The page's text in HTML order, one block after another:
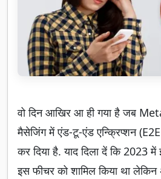
वो दिन आखिर आ ही गया है जब
मैसेजिंग में एंड-टू-एंड एन्क्रिप्शन
कर दिया है. याद दिला दें कि 2023 में
इस फीचर को शामिल किया था